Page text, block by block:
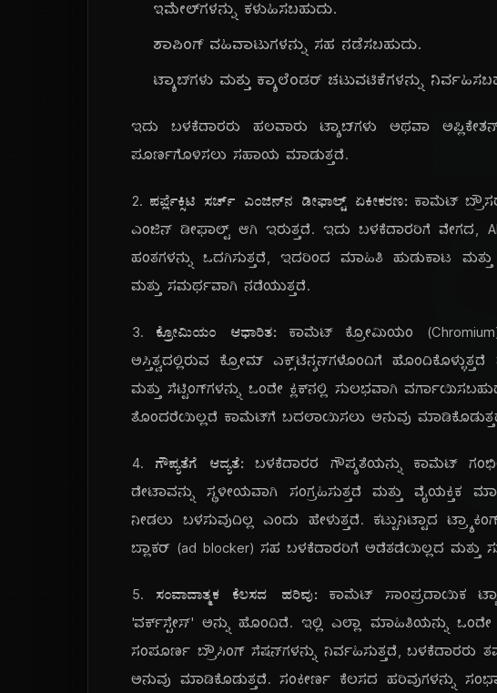
ಇಮೇಲ್‌ಗಳನ್ನು ಕಳುಹಿಸಬಹುದು.
ಶಾಪಿಂಗ್ ವಹಿವಾಟುಗಳನ್ನು ಸಹ ನಡೆಸಬಹುದು.
ಟ್ಯಾಬ್‌ಗಳು ಮತ್ತು ಕ್ಯಾಲೆಂಡರ್ ಚಟುವಟಿಕೆಗಳನ್ನು
ಇದು ಬಳಕೆದಾರರು ಹಲವಾರು ಟ್ಯಾಬ್‌ಗಳು ಅಥವಾ
ಪೂರ್ಣಗೊಳಿಸಲು ಸಹಾಯ ಮಾಡುತ್ತದೆ.
2. ಪರ್ಪ್ಲೆಕ್ಸಿಟಿ ಸರ್ಚ್ ಎಂಜಿನ್‌ನ ಡೀಫಾಲ್ಟ್ ಏಕೀಕರಣ: ಕಾಮೆಟ್
ಎಂಜಿನ್ ಡೀಫಾಲ್ಟ್ ಆಗಿ ಇರುತ್ತದೆ. ಇದು ಬಳಕೆದಾರರಿಗೆ ವೇಗದ,
ಹಂತಗಳನ್ನು ಒದಗಿಸುತ್ತದೆ, ಇದರಿಂದ ಮಾಹಿತಿ ಹುಡುಕಾಟ ಮತ್ತು
ಮತ್ತು ಸಮರ್ಥವಾಗಿ ನಡೆಯುತ್ತದೆ.
3. ಕ್ರೋಮಿಯಂ ಆಧಾರಿತ: ಕಾಮೆಟ್ ಕ್ರೋಮಿಯಂ
ಅಸ್ತಿತ್ವದಲ್ಲಿರುವ ಕ್ರೋಮ್ ಎಕ್ಸ್‌ಟೆನ್ಶನ್‌ಗಳೊಂದಿಗೆ
ಮತ್ತು ಸೆಟ್ಟಿಂಗ್‌ಗಳನ್ನು ಒಂದೇ ಕ್ಲಿಕ್‌ನಲ್ಲಿ ಸುಲಭವಾಗಿ
ತೊಂದರೆಯಿಲ್ಲದೆ ಕಾಮೆಟ್‌ಗೆ ಬದಲಾಯಿಸಲು ಅನುವು
4. ಗೌಪ್ಯತೆಗೆ ಆದ್ಯತೆ: ಬಳಕೆದಾರರ ಗೌಪ್ಯತೆಯನ್ನು ಕಾಮೆಟ್
ಡೇಟಾವನ್ನು ಸ್ಥಳೀಯವಾಗಿ ಸಂಗ್ರಹಿಸುತ್ತದೆ ಮತ್ತು ವೈಯಕ್ತಿಕ
ನೀಡಲು ಬಳಸುವುದಿಲ್ಲ ಎಂದು ಹೇಳುತ್ತದೆ. ಕಟ್ಟುನಿಟ್ಟಾದ
ಬ್ಲಾಕರ್ (ad blocker) ಸಹ ಬಳಕೆದಾರರಿಗೆ ಅಡೆತಡೆಯಿಲ್ಲದ ಮತ್ತು
5. ಸಂವಾದಾತ್ಮಕ ಕೆಲಸದ ಹರಿವು: ಕಾಮೆಟ್ ಸಾಂಪ್ರದಾಯಿಕ
'ವರ್ಕ್‌ಸ್ಪೇಸ್' ಅನ್ನು ಹೊಂದಿದೆ. ಇಲ್ಲಿ ಎಲ್ಲಾ ಮಾಹಿತಿಯನ್ನು ಒಂದೇ
ಸಂಪೂರ್ಣ ಬ್ರೌಸಿಂಗ್ ಸೆಷನ್‌ಗಳನ್ನು ನಿರ್ವಹಿಸುತ್ತದೆ,
ಅನುವು ಮಾಡಿಕೊಡುತ್ತದೆ. ಸಂಕೀರ್ಣ ಕೆಲಸದ ಹರಿವುಗಳನ್ನು